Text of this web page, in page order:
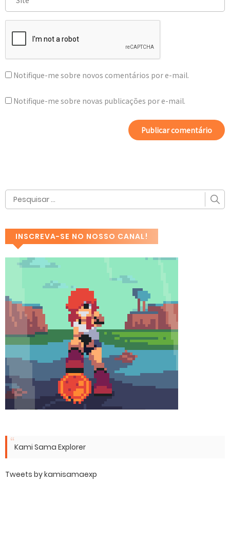
Notifique-me sobre novos comentários por e-mail.
Notifique-me sobre novas publicações por e-mail.
INSCREVA-SE NO NOSSO CANAL!
Kami Sama Explorer
Tweets by kamisamaexp